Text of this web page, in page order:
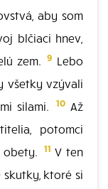
aby som
blčiaci hnev,
zem. 9 Lebo
všetky vzývali
silami.
10Až
potomci
obety. 11 V ten
ktoré si